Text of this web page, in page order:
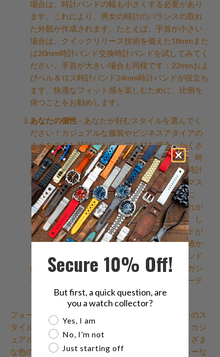
場合は、時計バンドの幅も小さくする必要があり
ます。これにより、男女の時計のバランスの取れ
た外観が作成されます。たとえば、手首が小さい
場合は、クイックリリース技術を備えた18mmまた
は20mm時計バンド交換時計バンドを試してみてく
ださい。手首が大きい場合も同様です：22mmおよ
びベル＆ロス時計バンド24mm時計バンドが役立ち
ます。快適なフィット感を楽しむために、比例を
保つことをお勧めします。
あなたの個性 – あなたが好むスタイルを選んでく
ださい！カジュアルな服装やビジネスアタイアの
ようなチタン時計ストラップを好む場合、たくさ
んのオプションがあります。時計の世界では、時
計バンドはフェイスと同じくらい重要です。時計
の最も目立つ部分の一つであり、オメガシーマス
ターのような適切な時計ストラップを選ぶ際に
は、ファッションとスタイルが重要です。それが
あなたのルックを決定づけることがあります。し
かし、さまざまなタイプの時計バンドブランドが
ある中で、どのタイプがあなたのニーズに最適か
をどうやって知ることができますか？時計バンド
には、カジュアル、ドレッシー（新しいオメガシ
ーマスター時計ストラップのような）、スポーテ
ィの3つの基本タイプがあります。
フォーマルとカジュアルの時計バンドの違いは、そのス
タイルを比較することで見分けることができます。カジ
ュアルな時計バンドは、布、ナイロン、またはさまざま
な色のレザーで作られることが多いです。ドレッシーな
Secure 10% Off!
But first, a quick question, are
you a watch collector?
Are you a watch collector?
Yes, I am
No, I’m not
Just starting off